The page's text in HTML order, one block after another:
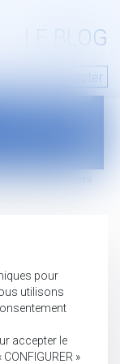
LE BLOG
Nous contacter
légales
pour
utilisons
accepter le
»